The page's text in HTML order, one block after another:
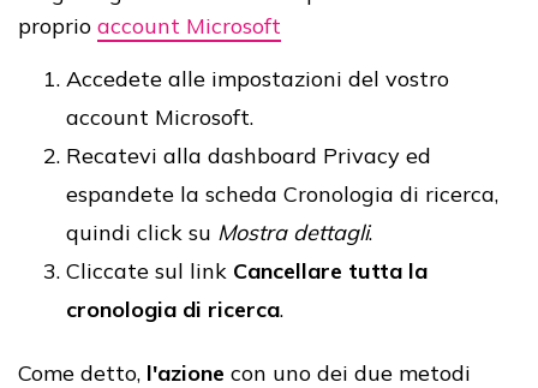
proprio account Microsoft
Accedete alle impostazioni del vostro
account Microsoft.
Recatevi alla dashboard Privacy ed
espandete la scheda Cronologia di ricerca,
quindi click su Mostra dettagli.
Cliccate sul link Cancellare tutta la
cronologia di ricerca.
Come detto, l'azione con uno dei due metodi